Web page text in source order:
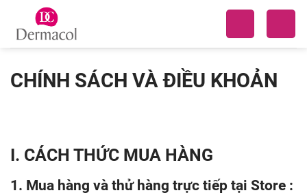
CHÍNH SÁCH VÀ ĐIỀU KHOẢN
I. CÁCH THỨC MUA HÀNG
1. Mua hàng và thử hàng trực tiếp tại Store :